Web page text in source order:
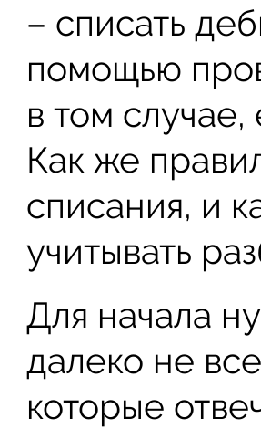
– списать
помощью
в том
Как же
списания, и
учитывать
Для начала
далеко не
которые